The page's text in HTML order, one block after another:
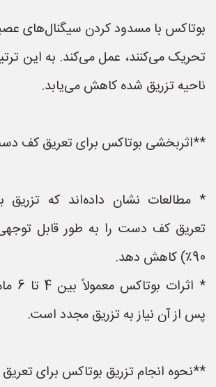
بوتاکس با مسدود کردن سیگنال‌های
تحریک می‌کنند، عمل می‌کند. به این
ناحیه تزریق شده کاهش می‌یابد.
**اثربخشی بوتاکس برای تعریق کف
* مطالعات نشان داده‌اند که تزریق
90٪) کاهش دهد.
*
پس از آن نیاز به تزریق مجدد است.
**نحوه انجام تزریق بوتاکس برای